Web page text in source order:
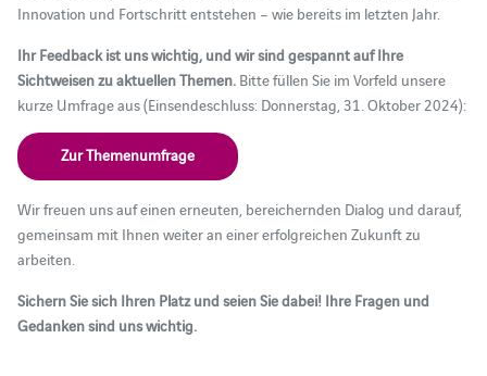
Innovation und Fortschritt entstehen – wie bereits im letzten Jahr.
Ihr Feedback ist uns wichtig, und wir sind gespannt auf Ihre
Sichtweisen zu aktuellen Themen.Bitte füllen Sie im Vorfeld unsere
kurze Umfrage aus (Einsendeschluss: Donnerstag, 31. Oktober 2024):
Zur Themenumfrage
Wir freuen uns auf einen erneuten, bereichernden Dialog und darauf,
gemeinsam mit Ihnen weiter an einer erfolgreichen Zukunft zu
arbeiten.
Sichern Sie sich Ihren Platz und seien Sie dabei! Ihre Fragen und
Gedanken sind uns wichtig.